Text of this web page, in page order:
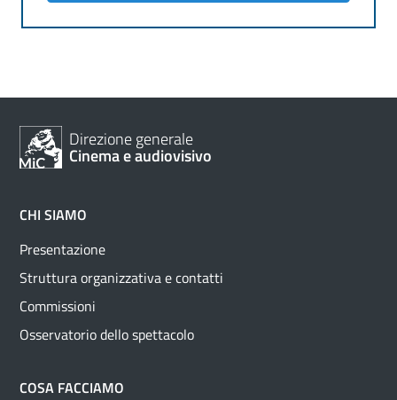
Direzione generale
Cinema e audiovisivo
CHI SIAMO
Presentazione
Struttura organizzativa e contatti
Commissioni
Osservatorio dello spettacolo
COSA FACCIAMO